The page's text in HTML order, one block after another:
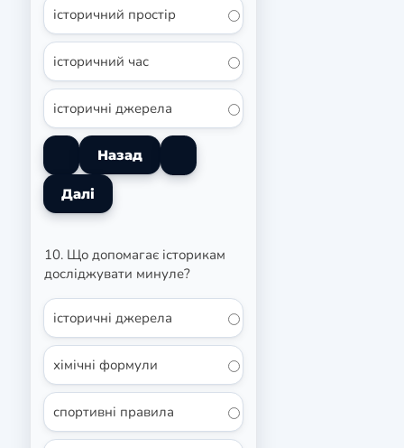
історичний простір
історичний час
історичні джерела
10. Що допомагає історикам
досліджувати минуле?
історичні джерела
хімічні формули
спортивні правила